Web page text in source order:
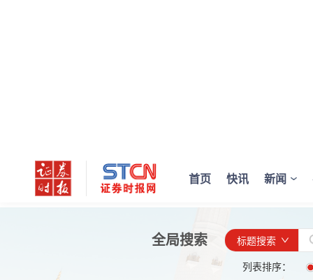
首页 快讯 新闻
全局搜索
标题搜索
列表排序：